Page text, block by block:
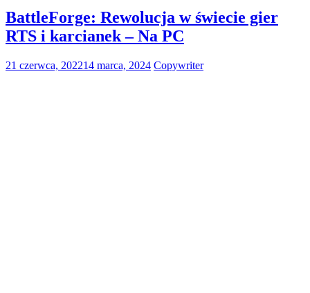
BattleForge: Rewolucja w świecie gier
RTS i karcianek – Na PC
21 czerwca, 202214 marca, 2024 Copywriter